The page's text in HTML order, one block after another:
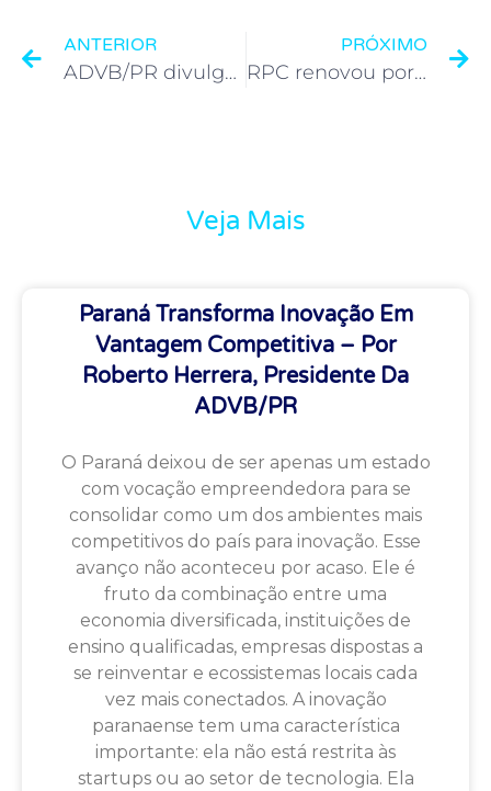
ANTERIOR
ADVB/PR divulga vencedores do Top de Marketing 2024
PRÓXIMO
RPC renovou por mais um ano a parceria como Patrocinadora Media Partner da ADVB/PR
Veja Mais
Paraná Transforma Inovação Em
Vantagem Competitiva – Por
Roberto Herrera, Presidente Da
ADVB/PR
O Paraná deixou de ser apenas um estado
com vocação empreendedora para se
consolidar como um dos ambientes mais
competitivos do país para inovação. Esse
avanço não aconteceu por acaso. Ele é
fruto da combinação entre uma
economia diversificada, instituições de
ensino qualificadas, empresas dispostas a
se reinventar e ecossistemas locais cada
vez mais conectados. A inovação
paranaense tem uma característica
importante: ela não está restrita às
startups ou ao setor de tecnologia. Ela